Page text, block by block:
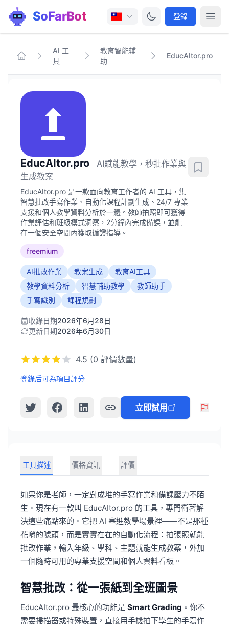
SoFarBot 登錄
AI 工
具
教育智能辅
助
EducAItor.pro
EducAItor.pro
AI賦能教學，秒批作業與
生成教案
EducAItor.pro 是一款面向教育工作者的 AI 工具，集
智慧批改手寫作業、自動化課程計劃生成、24/7 專業
支援和個人教學資料分析於一體。教師拍照即可獲得
作業評估和班級模式洞察，2分鐘內完成備課，並能
在一個安全空間內獲取循證指導。
freemium
AI批改作業 教案生成
教育AI工具
教學資料分析
智慧輔助教學
教師助手
手寫識別
課程規劃
收錄日期2026年6月28日
更新日期2026年6月30日
4.5 (0 評價數量)
登錄后可為項目評分
立即試用
工具描述 價格資訊 評價
如果你是老師，一定對成堆的手寫作業和備課壓力不陌
生。現在有一款叫 EducAItor.pro 的工具，專門衝著解
決這些痛點來的。它把 AI 塞進教學場景裡——不是那種
花哨的噱頭，而是實實在在的自動化流程：拍張照就能
批改作業，輸入年級、學科、主題就能生成教案，外加
一個隨時可用的專業支援空間和個人資料看板。
智慧批改：從一張紙到全班圖景
EducAItor.pro 最核心的功能是 Smart Grading 。你不
需要掃描器或特殊裝置，直接用手機拍下學生的手寫作